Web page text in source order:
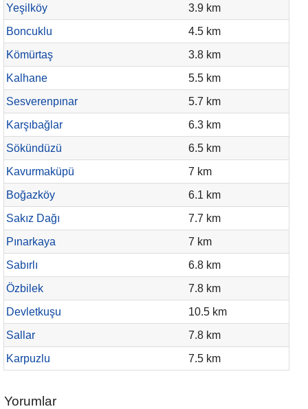
Yeşilköy
3.9 km
Boncuklu
4.5 km
Kömürtaş
3.8 km
Kalhane
5.5 km
Sesverenpınar
5.7 km
Karşıbağlar
6.3 km
Sökündüzü
6.5 km
Kavurmaküpü
7 km
Boğazköy
6.1 km
Sakız Dağı
7.7 km
Pınarkaya
7 km
Sabırlı
6.8 km
Özbilek
7.8 km
Devletkuşu
10.5 km
Sallar
7.8 km
Karpuzlu
7.5 km
Yorumlar